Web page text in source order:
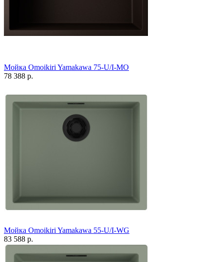
Мойка Omoikiri Yamakawa 75-U/I-MO
78 388 р.
Мойка Omoikiri Yamakawa 55-U/I-WG
83 588 р.